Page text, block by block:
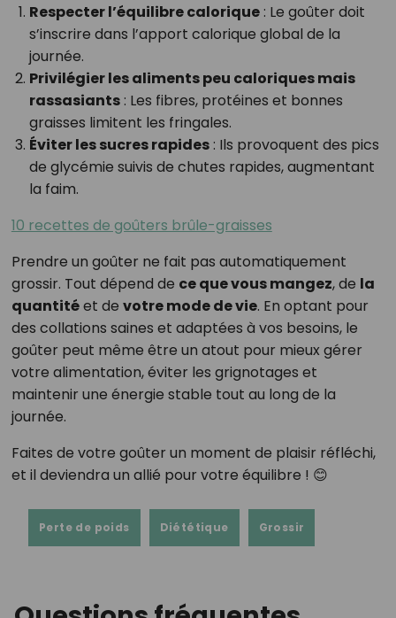
Respecter l’équilibre calorique: Le goûter doit
s’inscrire dans l’apport calorique global de la
journée.
Privilégier les aliments peu caloriques mais
rassasiants: Les fibres, protéines et bonnes
graisses limitent les fringales.
Éviter les sucres rapides: Ils provoquent des pics
de glycémie suivis de chutes rapides, augmentant
la faim.
10 recettes de goûters brûle-graisses
Prendre un goûter ne fait pas automatiquement
grossir. Tout dépend de ce que vous mangez, de la
quantitéet de votre mode de vie. En optant pour
des collations saines et adaptées à vos besoins, le
goûter peut même être un atout pour mieux gérer
votre alimentation, éviter les grignotages et
maintenir une énergie stable tout au long de la
journée.
Faites de votre goûter un moment de plaisir réfléchi,
et il deviendra un allié pour votre équilibre ! 😊
Perte de poids Diététique Grossir